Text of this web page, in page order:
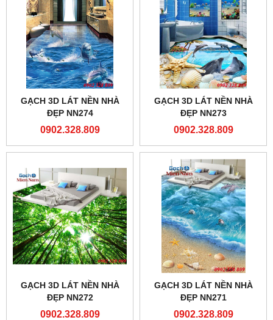
GẠCH 3D LÁT NỀN NHÀ
ĐẸP NN274
0902.328.809
GẠCH 3D LÁT NỀN NHÀ
ĐẸP NN273
0902.328.809
GẠCH 3D LÁT NỀN NHÀ
ĐẸP NN272
0902.328.809
GẠCH 3D LÁT NỀN NHÀ
ĐẸP NN271
0902.328.809